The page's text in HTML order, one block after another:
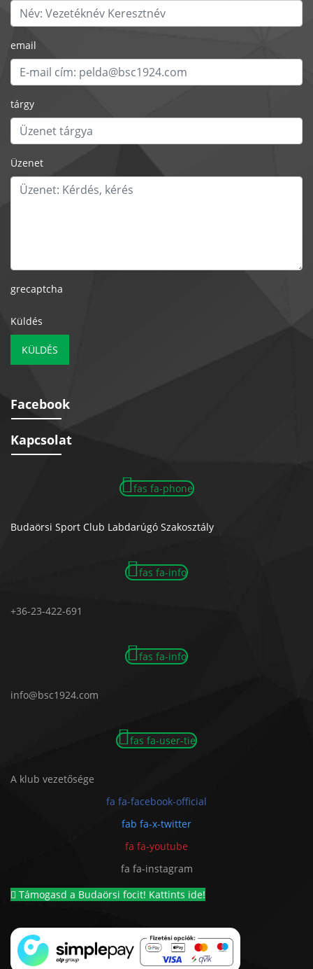
email
tárgy
Üzenet
grecaptcha
Küldés
KÜLDÉS
Facebook
Kapcsolat
fas fa-phone
Budaörsi Sport Club Labdarúgó Szakosztály
fas fa-info
+36-23-422-691
fas fa-info
info@bsc1924.com
fas fa-user-tie
A klub vezetősége
fa fa-facebook-official
fab fa-x-twitter
fa fa-youtube
fa fa-instagram
Támogasd a Budaörsi focit! Kattints ide!